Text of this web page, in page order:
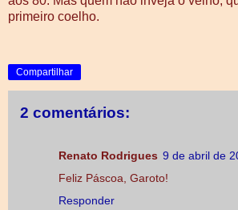
primeiro coelho.
Compartilhar
2 comentários:
Renato Rodrigues 9 de abril de
Feliz Páscoa, Garoto!
Responder